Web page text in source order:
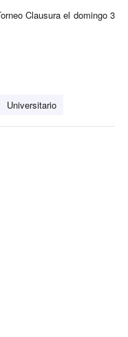
Clausura el domingo 3
Universitario